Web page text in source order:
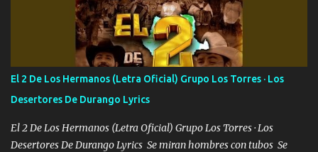
cien Y por más que quieran no me detienen Soy yo la mente que
más brilla, lo ves Pa' mi la vida es tan sencilla No lo entenderías en
tu vida, y está bien Porque lo que tengo nadie lo tiene Una me está
escribiendo y la otra me va a llamar Quiere que vaya a verla y que
la invite a cenar Otras más me están pidiendo que las saque a
bailar Pero es que tengo un par de conciertos más que llenar Se
mueven solo por el interés P...
El 2 De Los Hermanos (Letra Oficial) Grupo Los Torres · Los
Desertores De Durango Lyrics
El 2 De Los Hermanos (Letra Oficial) Grupo Los Torres · Los
Desertores De Durango Lyrics Se miran hombres con tubos Se